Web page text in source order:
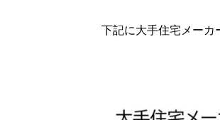
下記に大手住宅メーカ